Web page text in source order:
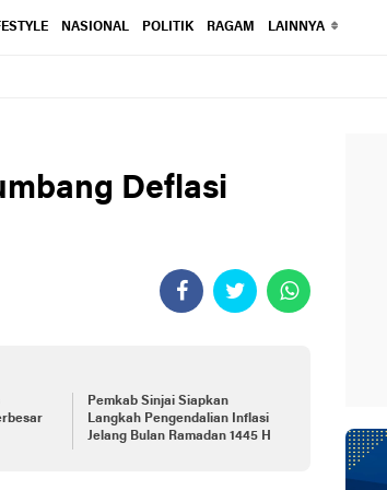
NASIONAL POLITIK RAGAM LAINNYA
Deflasi
Pemkab Sinjai Siapkan
Langkah Pengendalian Inflasi
Jelang Bulan Ramadan 1445 H